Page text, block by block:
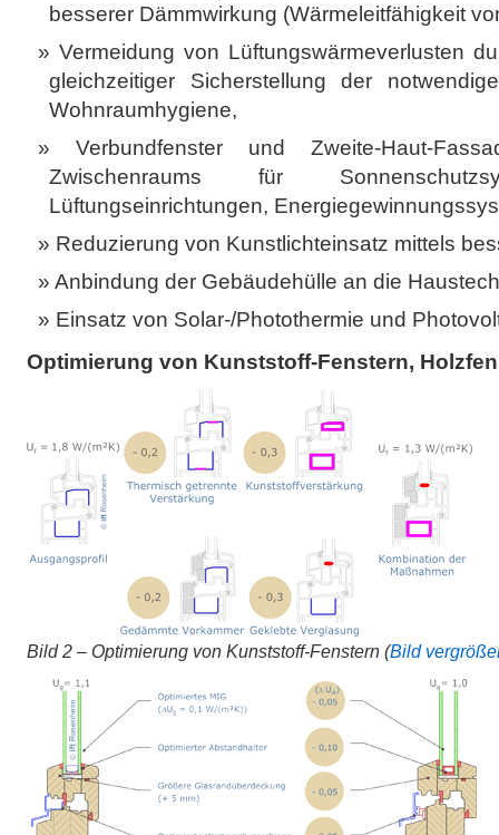
besserer Dämmwirkung (Wärmeleitfähigkeit
Vermeidung von Lüftungswärmeverlusten
gleichzeitiger Sicherstellung der
Wohnraumhygiene,
Verbundfenster und Zweite-Haut-
Zwischenraums für
Lüftungseinrichtungen,
Reduzierung von Kunstlichteinsatz mittels
Anbindung der Gebäudehülle an die
Einsatz von Solar-/Photothermie und
Optimierung von Kunststoff-Fenstern,
Bild 2 – Optimierung von Kunststoff-Fenstern (Bild